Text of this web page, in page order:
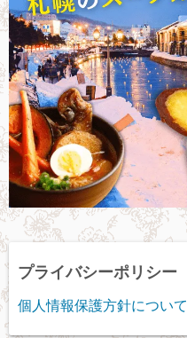
プライバシーポリシー
個人情報保護方針について